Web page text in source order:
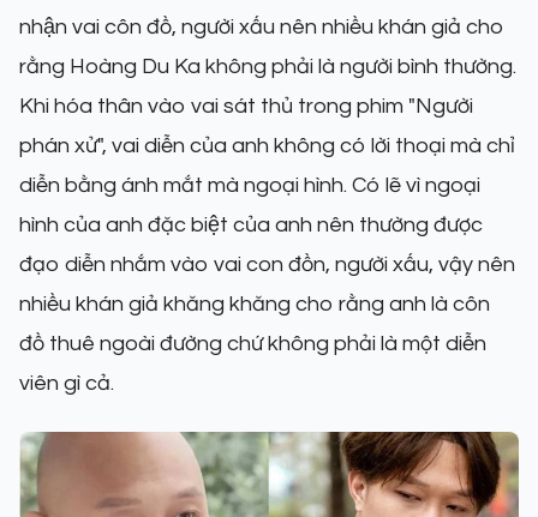
nhận vai côn đồ, người xấu nên nhiều khán giả cho
rằng Hoàng Du Ka không phải là người bình thường.
Khi hóa thân vào vai sát thủ trong phim "Người
phán xử", vai diễn của anh không có lời thoại mà chỉ
diễn bằng ánh mắt mà ngoại hình. Có lẽ vì ngoại
hình của anh đặc biệt của anh nên thường được
đạo diễn nhắm vào vai con đồn, người xấu, vậy nên
nhiều khán giả khăng khăng cho rằng anh là côn
đồ thuê ngoài đường chứ không phải là một diễn
viên gì cả.